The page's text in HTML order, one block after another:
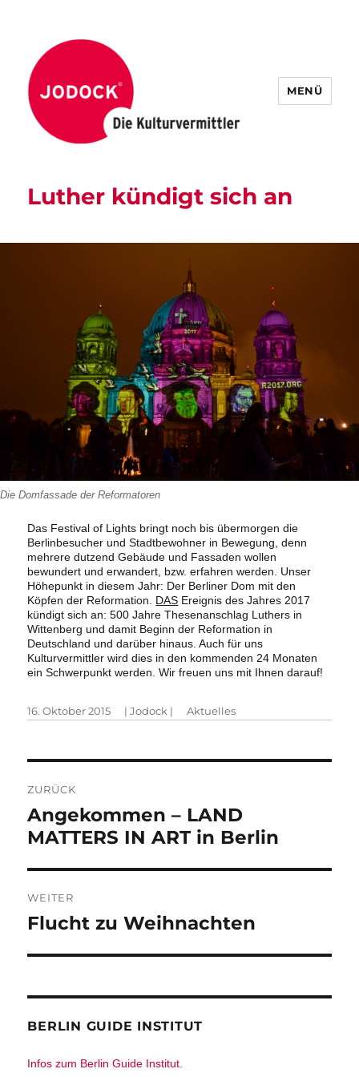
MENÜ
Luther kündigt sich an
Die Domfassade der Reformatoren
Das Festival of Lights bringt noch bis übermorgen die
Berlinbesucher und Stadtbewohner in Bewegung, denn
mehrere dutzend Gebäude und Fassaden wollen
bewundert und erwandert, bzw. erfahren werden. Unser
Höhepunkt in diesem Jahr: Der Berliner Dom mit den
Köpfen der Reformation. DAS Ereignis des Jahres 2017
kündigt sich an: 500 Jahre Thesenanschlag Luthers in
Wittenberg und damit Beginn der Reformation in
Deutschland und darüber hinaus. Auch für uns
Kulturvermittler wird dies in den kommenden 24 Monaten
ein Schwerpunkt werden. Wir freuen uns mit Ihnen darauf!
Veröffentlicht
16. Oktober 2015 |Autor
Jodock | Kategorien
Aktuelles
ZURÜCK
Vorheriger
Beitrag:
Angekommen – LAND
MATTERS IN ART in Berlin
WEITER
Nächster
Beitrag:
Flucht zu Weihnachten
BERLIN GUIDE INSTITUT
Infos zum Berlin Guide Institut.